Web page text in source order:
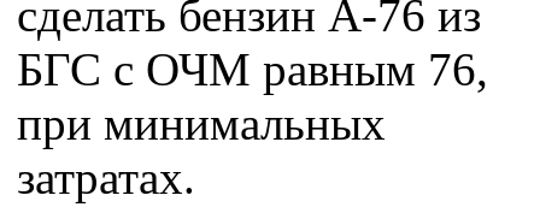
сделать бензин А-76 из
БГС с ОЧМ равным 76,
при минимальных
затратах.